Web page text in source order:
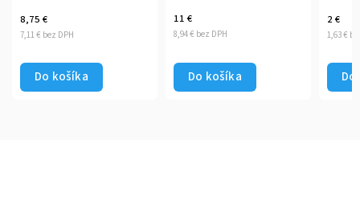
7,11 € bez DPH
8,75 €
Do košíka
8,94 € bez DPH
11 €
Do košíka
1,63 €
2 €